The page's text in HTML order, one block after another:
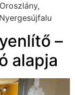
–
alapja